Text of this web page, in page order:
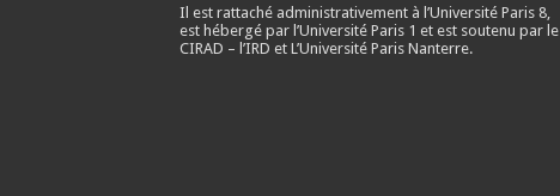
Il est rattaché administrativement à l’Université Paris 8,
est hébergé par l’Université Paris 1 et est soutenu par le
CIRAD – l’IRD et L’Université Paris Nanterre.